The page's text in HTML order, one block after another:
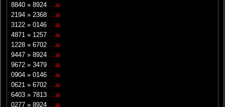
8840 » 8924 …ai
2194 » 2368 …ai
3122 » 0146 …ai
4871 » 1257 …ai
1228 » 6702 …ai
9447 » 8924 …ai
9672 » 3479 …ai
0904 » 0146 …ai
0621 » 6702 …ai
6403 » 7813 …ai
0277 » 8924 …ai